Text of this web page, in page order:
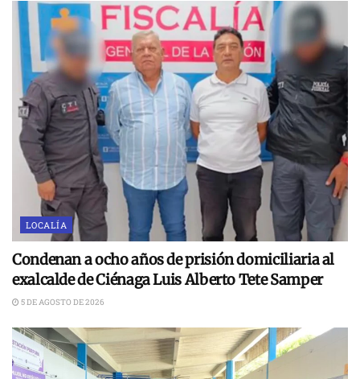
LOCALÍA
Condenan a ocho años de prisión domiciliaria al
exalcalde de Ciénaga Luis Alberto Tete Samper
5 DE AGOSTO DE 2026